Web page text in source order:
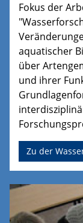
Fokus der
aquatischer
über
und ihrer
Zu der